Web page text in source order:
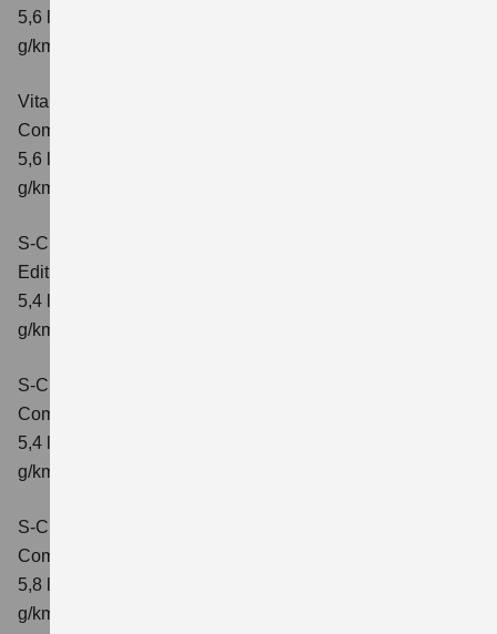
5,6 l/100km; kombinierter Wert der CO₂-Emission: 126
g/km; CO₂-Klasse: D
Vitara 1.5 DUALJET HYBRID ALLGRIP AGS
Comfort+
5,6 l/100km; kombinierter Wert der CO₂-Emission: 127
g/km; CO₂-Klasse: D
S-Cross 1.4 BOOSTERJET HYBRID
Edition
5,4 l/100 km; kombinierter Wert der CO2-Emission: 121
g/km; CO2-Klasse: D
S-Cross 1.4 BOOSTERJET HYBRID
Comfort
5,4 l/100 km; kombinierter Wert der CO2-Emission: 121
g/km; CO2-Klasse: D
S-Cross 1.4 BOOSTERJET HYBRID AT
Comfort
5,8 l/100 km; kombinierter Wert der CO2-Emission: 132
g/km; CO2-Klasse: D